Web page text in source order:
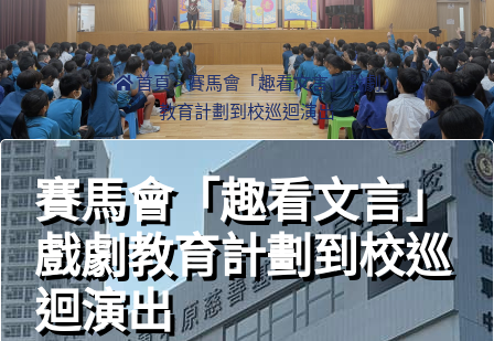
首頁>賽馬會「趣看文言」戲劇
教育計劃到校巡迴演出
賽馬會「趣看文言」
戲劇教育計劃到校巡
迴演出